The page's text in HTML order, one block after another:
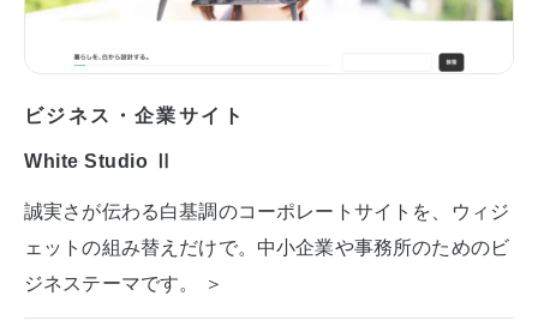
ビジネス・企業サイト
White Studio Ⅱ
誠実さが伝わる白基調のコーポレートサイトを、ウィジ
ェットの組み替えだけで。中小企業や事務所のためのビ
ジネステーマです。 ＞